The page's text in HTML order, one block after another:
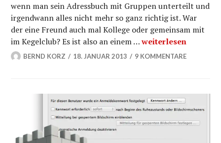
wenn man sein Adressbuch mit Gruppen unterteilt und
irgendwann alles nicht mehr so ganz richtig ist. War
der eine Freund auch mal Kollege oder gemeinsam mit
im Kegelclub? Es ist also an einem …Adressbuch OS X –
weiterlesen
BERND KORZ 18. JANUAR 2013 9 KOMMENTARE